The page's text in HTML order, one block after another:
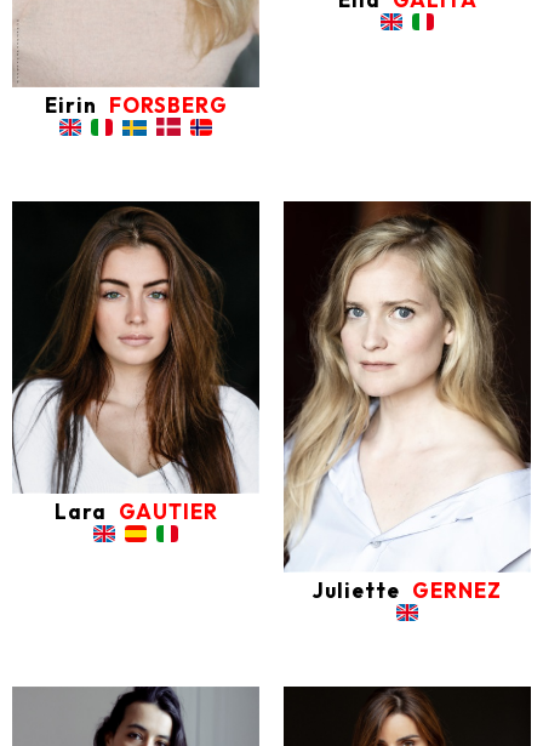
Eirin FORSBERG
Lara GAUTIER
Juliette GERNEZ